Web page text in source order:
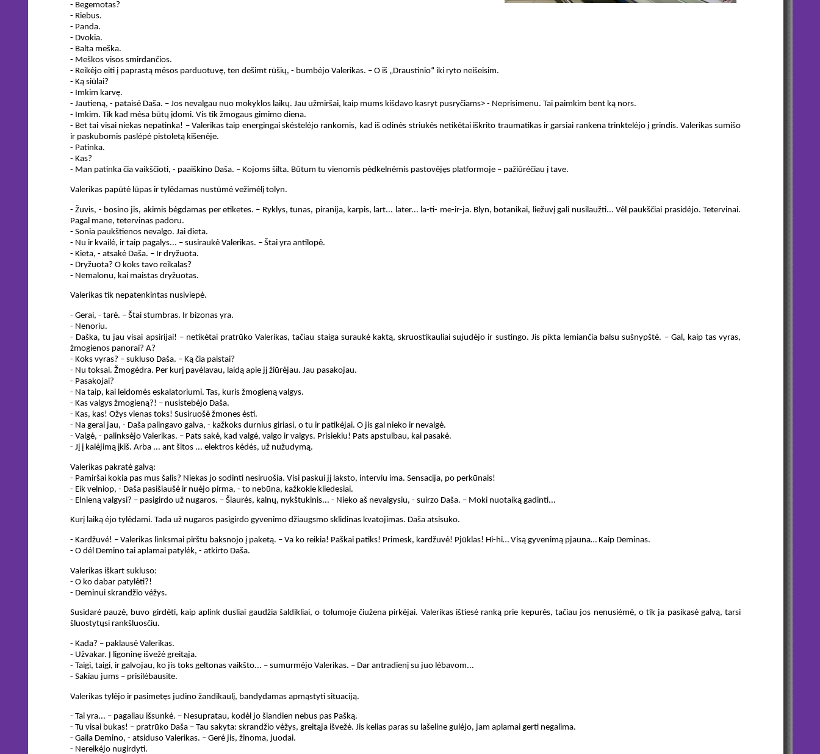
- Begemotas?
- Riebus.
- Panda.
- Dvokia.
- Balta meška.
- Meškos visos smirdančios.
- Reikėjo eiti į paprastą mėsos parduotuvę, ten dešimt rūšių, - bumbėjo Valerikas. – O iš „Draustinio“ iki ryto neišeisim.
- Ką siūlai?
- Imkim karvę.
- Jautieną, - pataisė Daša. – Jos nevalgau nuo mokyklos laikų. Jau užmiršai, kaip mums kišdavo kasryt pusryčiams>- Neprisimenu. Tai paimkim bent ką nors.
- Imkim. Tik kad mėsa būtų įdomi. Vis tik žmogaus gimimo diena.
- Bet tai visai niekas nepatinka! – Valerikas taip energingai skėstelėjo rankomis, kad iš odinės striukės netikėtai iškrito traumatikas ir garsiai rankena trinktelėjo į grindis. Valerikas sumišo
ir paskubomis paslėpė pistoletą kišenėje.
- Patinka.
- Kas?
- Man patinka čia vaikščioti, - paaiškino Daša. – Kojoms šilta. Būtum tu vienomis pėdkelnėmis pastovėjęs platformoje – pažiūrėčiau į tave.
Valerikas papūtė lūpas ir tylėdamas nustūmė vežimėlį tolyn.
- Žuvis, - bosino jis, akimis bėgdamas per etiketes. – Ryklys, tunas, piranija, karpis, lart... later... la-ti- me-ir-ja. Blyn, botanikai, liežuvį gali nusilaužti... Vėl paukščiai prasidėjo. Tetervinai.
Pagal mane, tetervinas padoru.
- Sonia paukštienos nevalgo. Jai dieta.
- Nu ir kvailė, ir taip pagalys... – susiraukė Valerikas. – Štai yra antilopė.
- Kieta, - atsakė Daša. – Ir dryžuota.
- Dryžuota? O koks tavo reikalas?
- Nemalonu, kai maistas dryžuotas.
Valerikas tik nepatenkintas nusiviepė.
- Gerai, - tarė. – Štai stumbras. Ir bizonas yra.
- Nenoriu.
- Daška, tu jau visai apsirijai! – netikėtai pratrūko Valerikas, tačiau staiga suraukė kaktą, skruostikauliai sujudėjo ir sustingo. Jis pikta lemiančia balsu sušnypštė. – Gal, kaip tas vyras,
žmogienos panorai? A?
- Koks vyras? – sukluso Daša. – Ką čia paistai?
- Nu toksai. Žmogėdra. Per kurį pavėlavau, laidą apie jį žiūrėjau. Jau pasakojau.
- Pasakojai?
- Na taip, kai leidomės eskalatoriumi. Tas, kuris žmogieną valgys.
- Kas valgys žmogieną?! – nusistebėjo Daša.
- Kas, kas! Ožys vienas toks! Susiruošė žmones ėsti.
- Na gerai jau, - Daša palingavo galva, - kažkoks durnius giriasi, o tu ir patikėjai. O jis gal nieko ir nevalgė.
- Valgė, - palinksėjo Valerikas. – Pats sakė, kad valgė, valgo ir valgys. Prisiekiu! Pats apstulbau, kai pasakė.
- Jį į kalėjimą įkiš. Arba ... ant šitos ... elektros kėdės, už nužudymą.
Valerikas pakratė galvą:
- Pamiršai kokia pas mus šalis? Niekas jo sodinti nesiruošia. Visi paskui jį laksto, interviu ima. Sensacija, po perkūnais!
- Eik velniop, - Daša pasišiaušė ir nuėjo pirma, - to nebūna, kažkokie kliedesiai.
- Elnieną valgysi? – pasigirdo už nugaros. – Šiaurės, kalnų, nykštukinis... - Nieko aš nevalgysiu, - suirzo Daša. – Moki nuotaiką gadinti...
Kurį laiką ėjo tylėdami. Tada už nugaros pasigirdo gyvenimo džiaugsmo sklidinas kvatojimas. Daša atsisuko.
- Kardžuvė! – Valerikas linksmai pirštu baksnojo į paketą. – Va ko reikia! Paškai patiks! Primesk, kardžuvė! Pjūklas! Hi-hi… Visą gyvenimą pjauna… Kaip Deminas.
- O dėl Demino tai aplamai patylėk, - atkirto Daša.
Valerikas iškart sukluso:
- O ko dabar patylėti?!
- Deminui skrandžio vėžys.
Susidarė pauzė, buvo girdėti, kaip aplink dusliai gaudžia šaldikliai, o tolumoje čiužena pirkėjai. Valerikas ištiesė ranką prie kepurės, tačiau jos nenusiėmė, o tik ja pasikasė galvą, tarsi
šluostytųsi rankšluosčiu.
- Kada? – paklausė Valerikas.
- Užvakar. Į ligoninę išvežė greitąja.
- Taigi, taigi, ir galvojau, ko jis toks geltonas vaikšto... – sumurmėjo Valerikas. – Dar antradienį su juo lėbavom...
- Sakiau jums – prisilėbausite.
Valerikas tylėjo ir pasimetęs judino žandikaulį, bandydamas apmąstyti situaciją.
- Tai yra... – pagaliau išsunkė. – Nesupratau, kodėl jo šiandien nebus pas Pašką.
- Tu visai bukas! – pratrūko Daša – Tau sakyta: skrandžio vėžys, greitąja išvežė. Jis kelias paras su lašeline gulėjo, jam aplamai gerti negalima.
- Gaila Demino, - atsiduso Valerikas. – Gerė jis, žinoma, juodai.
- Nereikėjo nugirdyti.